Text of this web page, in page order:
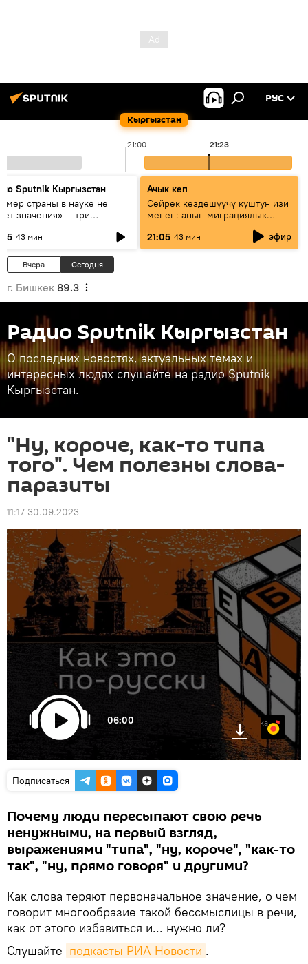
Кыргызстан
РУС
21:00 21:23
Sputnik Кыргызстан
страны в науке не
значения» — три
и Кыргызстана в
43 мин
Ачык кеп
Сейрек кездешүүчү куштун изи
менен: анын миграциялык
жолу эмнеден кабар берет?
21:05 43 мин эфир
Вчера Сегодня
г. Бишкек 89.3
Радио Sputnik Кыргызстан
О последних новостях, актуальных темах и
интересных людях слушайте на радио Sputnik
Кыргызстан.
"Ну, короче, как-то типа
того". Чем полезны слова-
паразиты
11:17 30.09.2023
06:00 Яндекс.Музыка
Подписаться
Почему люди пересыпают свою речь
ненужными, на первый взгляд,
выражениями "типа", "ну, короче", "как-то
так", "ну, прямо говоря" и другими?
Как слова теряют первоначальное значение, о чем
говорит многообразие такой бессмыслицы в речи,
как от этого избавиться и... нужно ли?
Слушайте подкасты РИА Новости .